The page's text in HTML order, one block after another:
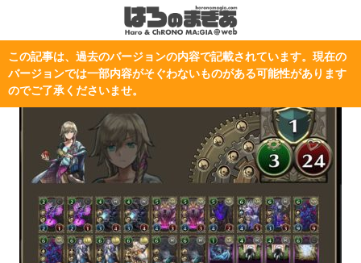
この記事は、過去のバージョンの内容で記載されています。現在の
バージョンでは一部内容がそぐわないものがある可能性があります
のでご了承くださいませ。